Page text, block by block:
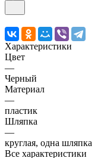
Характеристики
Цвет
—
Черный
Материал
—
пластик
Шляпка
—
круглая, одна шляпка
Все характеристики